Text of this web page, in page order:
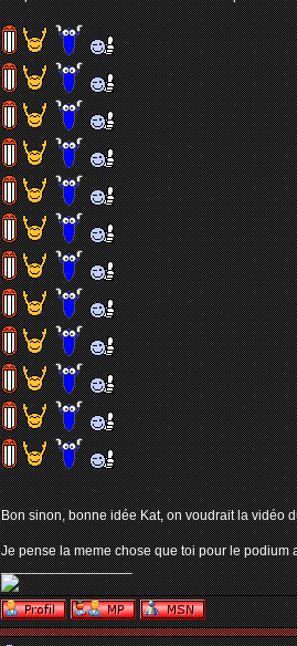
Bon sinon, bonne idée Kat, on voudrait la vidéo
Je pense la meme chose que toi pour le podium
_________________